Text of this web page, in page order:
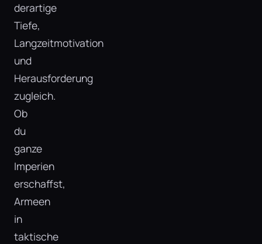
derartige
Tiefe,
Langzeitmotivation
und
Herausforderung
zugleich.
Ob
du
ganze
Imperien
erschaffst,
Armeen
in
taktische